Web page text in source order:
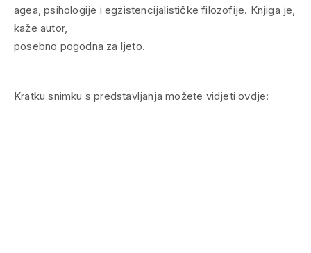
agea, psihologije i egzistencijalističke filozofije. Knjiga je,
kaže autor,
posebno pogodna za ljeto.
Kratku snimku s predstavljanja možete vidjeti ovdje: